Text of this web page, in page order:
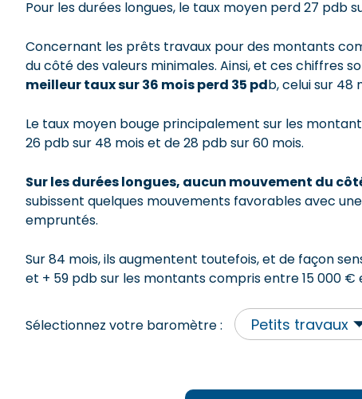
Pour les durées longues, le taux moyen perd 27 pdb
Concernant les prêts travaux pour des montants
du côté des valeurs minimales. Ainsi, et ces chiffres
meilleur taux sur 36 mois perd 35 pdb, celui sur 48
Le taux moyen bouge principalement sur les
26 pdb sur 48 mois et de 28 pdb sur 60 mois.
Sur les durées longues, aucun mouvement du
subissent quelques mouvements favorables avec
empruntés.
Sur 84 mois, ils augmentent toutefois, et de façon
et + 59 pdb sur les montants compris entre 15 000 €
Sélectionnez votre baromètre :